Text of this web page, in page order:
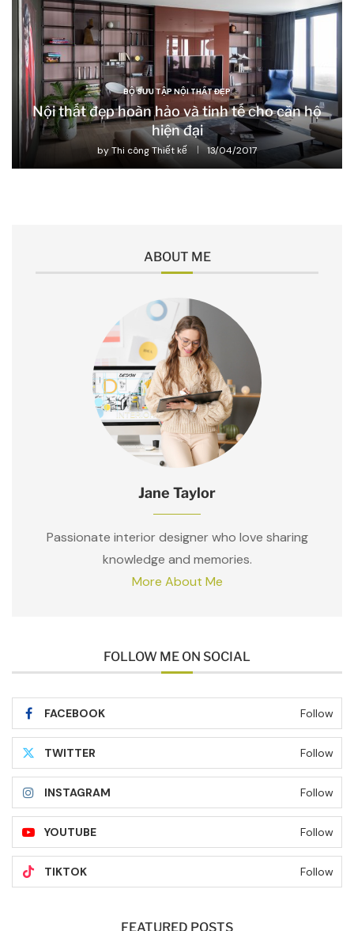
BỘ SƯU TẬP NỘI THẤT ĐẸP
Nội thất đẹp hoàn hảo và tinh tế cho căn hộ
hiện đại
byThi công Thiết kế 13/04/2017
ABOUT ME
Jane Taylor
Passionate interior designer who love sharing
knowledge and memories.
More About Me
FOLLOW ME ON SOCIAL
FACEBOOK Follow
TWITTER Follow
INSTAGRAM Follow
YOUTUBE Follow
TIKTOK Follow
FEATURED POSTS